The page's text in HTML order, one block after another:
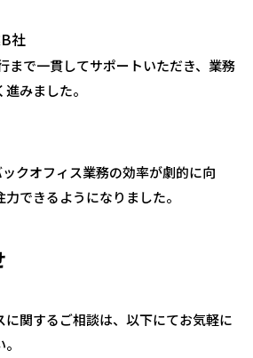
社
まで一貫してサポートいただき、業務
みました。
クオフィス業務の効率が劇的に向
できるようになりました。
に関するご相談は、以下にてお気軽に